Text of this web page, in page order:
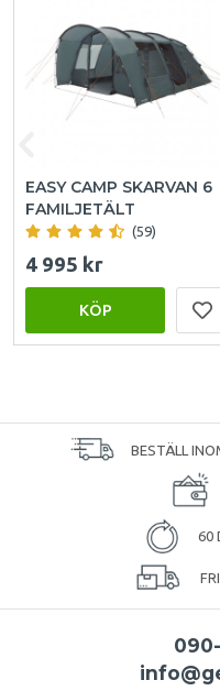
EASY CAMP SKARVAN 6
FAMILJETÄLT
(59)
4 995 kr
KÖP
BESTÄLL
60